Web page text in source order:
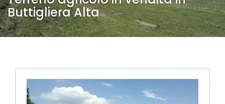
Buttigliera Alta